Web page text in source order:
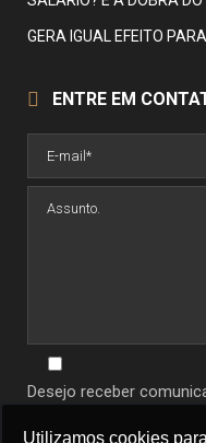
Utilizamos cookies
Utilizamos cookies
GERA IGUAL EFEITO
ENTRE EM
Desejo receber